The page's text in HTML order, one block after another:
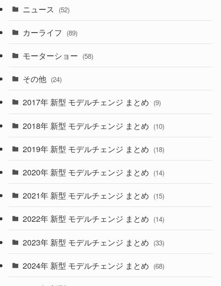
(43)
(6)
(9)
(4)
(30)
(27)
(28)
(27)
(26)
(33)
(10)
(35)
(10)
(9)
(22)
(4)
ニュース (52)
カーライフ (89)
モーターショー (58)
その他 (24)
2017年 新型 モデルチェンジ まとめ (9)
2018年 新型 モデルチェンジ まとめ (10)
2019年 新型 モデルチェンジ まとめ (18)
2020年 新型 モデルチェンジ まとめ (14)
2021年 新型 モデルチェンジ まとめ (15)
2022年 新型 モデルチェンジ まとめ (14)
2023年 新型 モデルチェンジ まとめ (33)
2024年 新型 モデルチェンジ まとめ (68)